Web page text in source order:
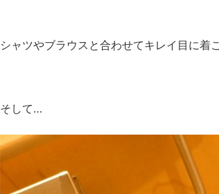
シャツやブラウスと合わせてキレイ目に着
そして…